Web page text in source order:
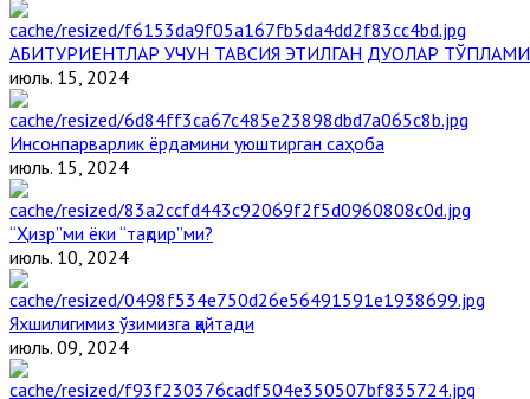
АБИТУРИЕНТЛАР УЧУН ТАВСИЯ ЭТИЛГАН ДУОЛАР ТЎПЛАМИ
июль. 15, 2024
Инсонпарварлик ёрдамини уюштирган саҳоба
июль. 15, 2024
“Ҳизр”ми ёки “тақдир”ми?
июль. 10, 2024
Яхшилигимиз ўзимизга қайтади
июль. 09, 2024